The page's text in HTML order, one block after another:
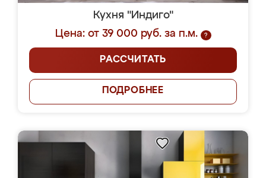
Кухня "Индиго"
Цена: от 39 000 руб. за п.м.
?
РАССЧИТАТЬ
ПОДРОБНЕЕ